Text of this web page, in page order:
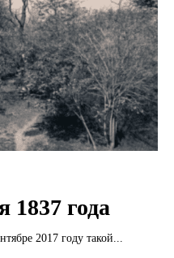
1837 года
2017 году такой...